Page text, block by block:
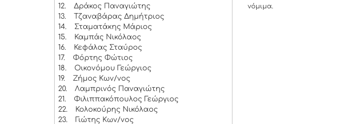
12.
Δράκος Παναγιώτης
13.
Τζαναβάρας Δημήτριος
14.
Σταματάκης Μάριος
15.
Καμπάς Νικόλαος
16.
Κεφάλας Σταύρος
17.
Φόρτης Φώτιος
18.
Οικονόμου Γεώργιος
19.
Ζήμος Κων/νος
20.
Λαμπρινός Παναγιώτης
21.
Φιλιππακόπουλος Γεώργιος
22.
Κολοκούρης Νικόλαος
23.
Γιώτης Κων/νος
νόμιμα.